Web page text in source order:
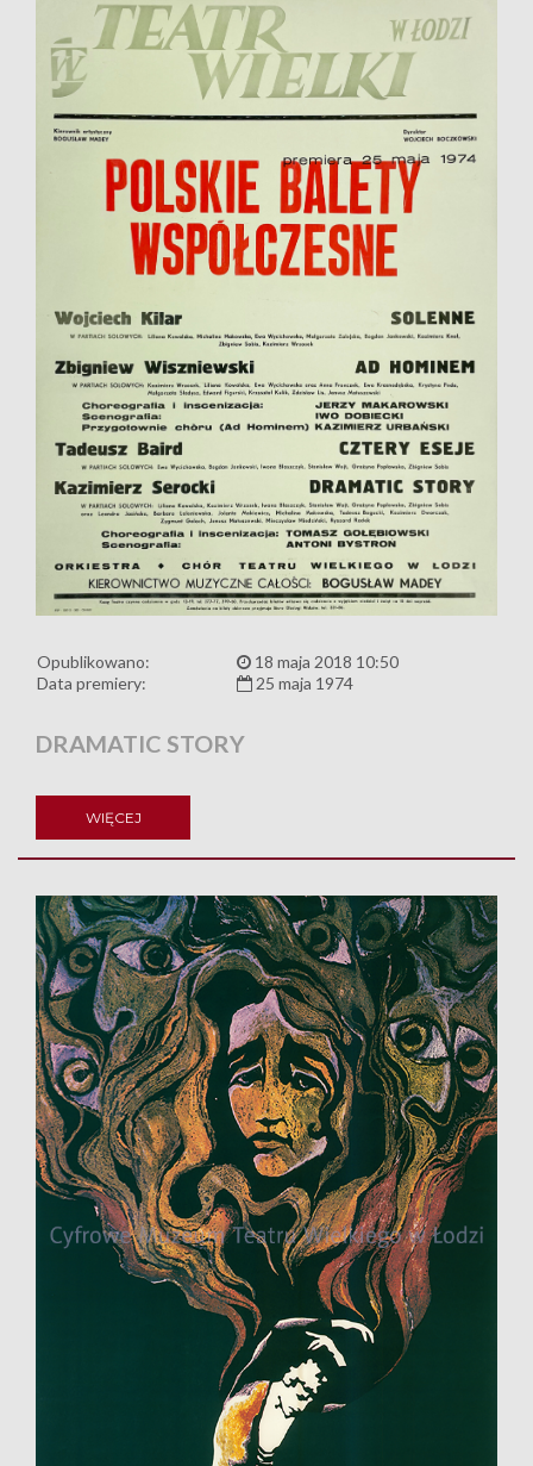
Opublikowano:
18 maja 2018 10:50
Data premiery:
25 maja 1974
DRAMATIC STORY
WIĘCEJ